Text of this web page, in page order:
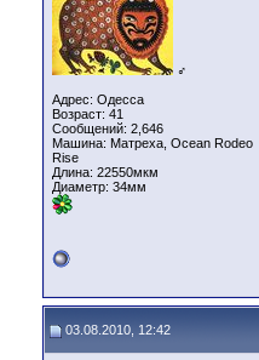
♂
Адрес: Одесса
Возраст: 41
Сообщений: 2,646
Машина: Матреха, Ocean Rodeo
Rise
Длина: 22550мкм
Диаметр: 34мм
03.08.2010, 12:42